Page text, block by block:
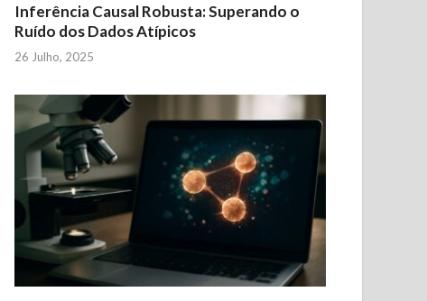
Inferência Causal Robusta: Superando o
Ruído dos Dados Atípicos
26 Julho, 2025